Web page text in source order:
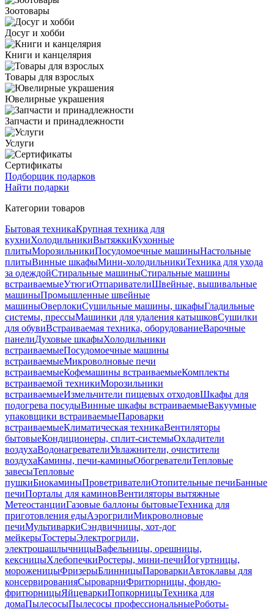
Зоотовары
Досуг и хобби
Книги и канцелярия
Товары для взрослых
Ювелирные украшения
Запчасти и принадлежности
Услуги
Сертификаты
Подборщик подарков
Найти подарки
Категории товаров
Бытовая техникаКрупная техника для
кухниХолодильникиВытяжкиКухонные
плитыМорозильникиПосудомоечные машиныНастольные
плитыВинные шкафыМини-холодильникиТехника для ухода
за одеждойСтиральные машиныСтиральные машины
встраиваемыеУтюгиОтпаривателиШвейные, вышивальные
машиныПромышленные швейные
машиныОверлокиСушильные машины, шкафыГладильные
системы, прессыМашинки для удаления катышковСушилки
для обувиВстраиваемая техника, оборудованиеВарочные
панелиДуховые шкафыХолодильники
встраиваемыеПосудомоечные машины
встраиваемыеМикроволновые печи
встраиваемыеКофемашины встраиваемыеКомплекты
встраиваемой техникиМорозильники
встраиваемыеИзмельчители пищевых отходовШкафы для
подогрева посудыВинные шкафы встраиваемыеВакуумные
упаковщики встраиваемыеПароварки
встраиваемыеКлиматическая техникаВентиляторы
бытовыеКондиционеры, сплит-системыОхладители
воздухаВодонагревателиУвлажнители, очистители
воздухаКамины, печи-каминыОбогревателиТепловые
завесыТепловые
пушкиБиокаминыПроветривателиОтопительные печиБанные
печиПорталы для каминовВентиляторы вытяжные
МетеостанцииГазовые баллоны бытовыеТехника для
приготовления едыАэрогрилиМикроволновые
печиМультиваркиСэндвичницы, хот-дог
мейкерыТостерыЭлектрогрили,
электрошашлычницыВафельницы, орешницы,
кексницыХлебопечкиРостеры, мини-печиЙогуртницы,
мороженицыФризерыБлинницыПароваркиАвтоклавы для
консервированияСыроварниФритюрницы, фондю-
фритюрницыЯйцеваркиПопкорницыТехника для
домаПылесосыПылесосы профессиональныеРоботы-